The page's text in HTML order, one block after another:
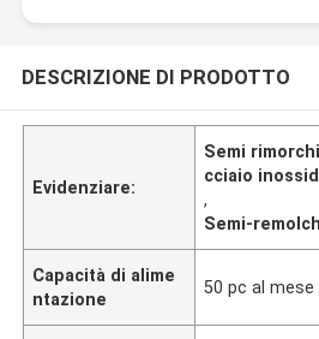
DESCRIZIONE DI PRODOTTO
Evidenziare:
Semi
cciaio
,
Semi-
Capacità di alime
ntazione
50 pc al mese